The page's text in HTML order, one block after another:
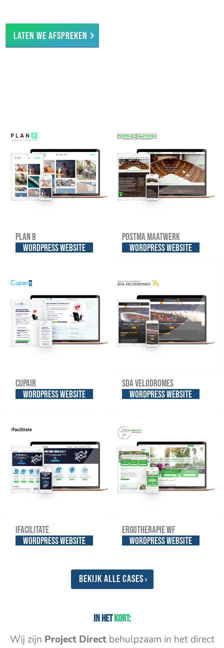
Laten we afspreken
Plan B
WordPress website
Postma Maatwerk
WordPress website
Cupair
WordPress website
SDA Velodromes
WordPress website
iFacilitate
WordPress website
Ergotherapie WF
WordPress website
Bekijk alle cases
In hetkort:
Wij zijn Project Direct behulpzaam in het direct